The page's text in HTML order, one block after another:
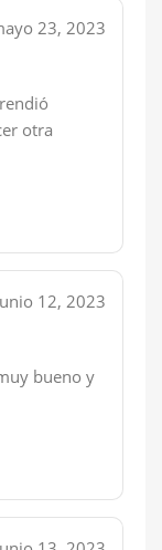
23, 2023
otra
12, 2023
bueno y